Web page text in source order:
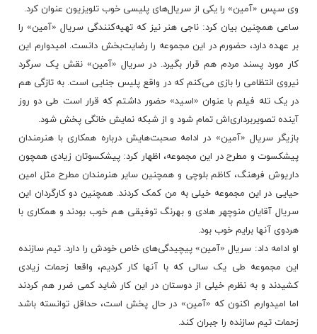
وی سپس «آمین» را یکی از سریال‌های پلیسی خوب تلویزیون عنوان کرد.
ساعی همچنین بیان کرد: ناجی هنر نیز که تهیه‌کنندگی سریال «آمین» را
بر عهده دارد، حضورم در این مجموعه را رضایت‌بخش دانست. امیدوارم این
کار مورد پسند مردم هم قرار بگیرد. در سریال «آمین» نقش یک سرگرد
نیروی انتظامی را بازی می‌کنم که در واقع پلیس جنایی است. به تازگی هم
در یک تله فیلم با عنوان «اسید» حضور داشتم که قرار است طی دو روز
آینده تصویربرداری‌اش تمام شود و از شبکه نمایش خانگی پخش شود.
بازیگر سریال «آمین» در ادامه صحبت‌هایش درباره همکاری با هنرمندان
پیشکسوت و مطرح در این مجموعه، اظهار کرد: پیشکسوتان زیادی همچون
داریوش فرهنگ، کاظم بلوچی و همچنین سایر هنرمندان مطرح مثل امین
حیایی در این مجموعه خیلی به من کمک کردند. همچنین دو کارگردان این
سریال آقایان منوچهر هادی و بهرنگ توفیقی هم خوب بودند و همکاری با
هردوی آنها برایم خوب بود.
او ادامه داد: سریال «آمین» پیچیدگی‌های خاص خودش را دارد. تیم سازنده
این مجموعه طی یک سالی که با آنها کار کردیم، واقعا زحمات زیادی
کشیدند و به نظرم خیلی از دوستان در این کار شاید کمی ضرر هم کردند
اما امیدوارم اکنون که «آمین» در حال پخش است، حداقل توانسته باشد
زحمات تیم سازنده را جبران کند.